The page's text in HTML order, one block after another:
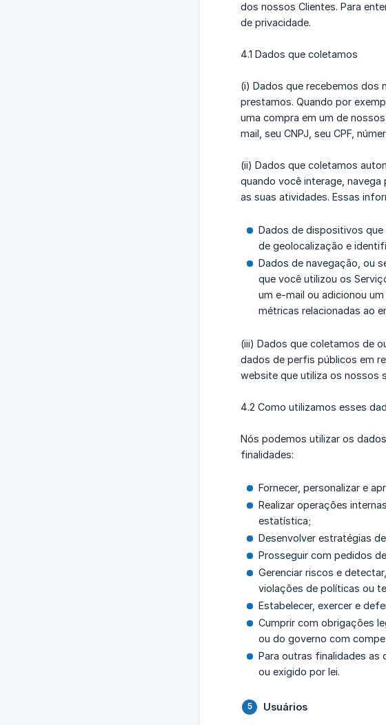
dos nossos Clientes. Para
de privacidade.
4.1 Dados que coletamos
(i) Dados que recebemos dos
prestamos. Quando por
uma compra em um de
mail, seu CNPJ, seu CPF,
(ii) Dados que coletamos
quando você interage,
as suas atividades. Essas
Dados de dispositivos
de geolocalização e
Dados de navegação, ou
que você utilizou os
um e-mail ou adicionou
métricas relacionadas ao
(iii) Dados que coletamos de
dados de perfis públicos em
website que utiliza os nossos
4.2 Como utilizamos esses
Nós podemos utilizar os
finalidades:
Fornecer, personalizar e
Realizar operações
estatística;
Desenvolver estratégias
Prosseguir com pedidos
Gerenciar riscos e
violações de políticas ou
Estabelecer, exercer e
Cumprir com obrigações
ou do governo com
Para outras finalidades
ou exigido por lei.
Usuários